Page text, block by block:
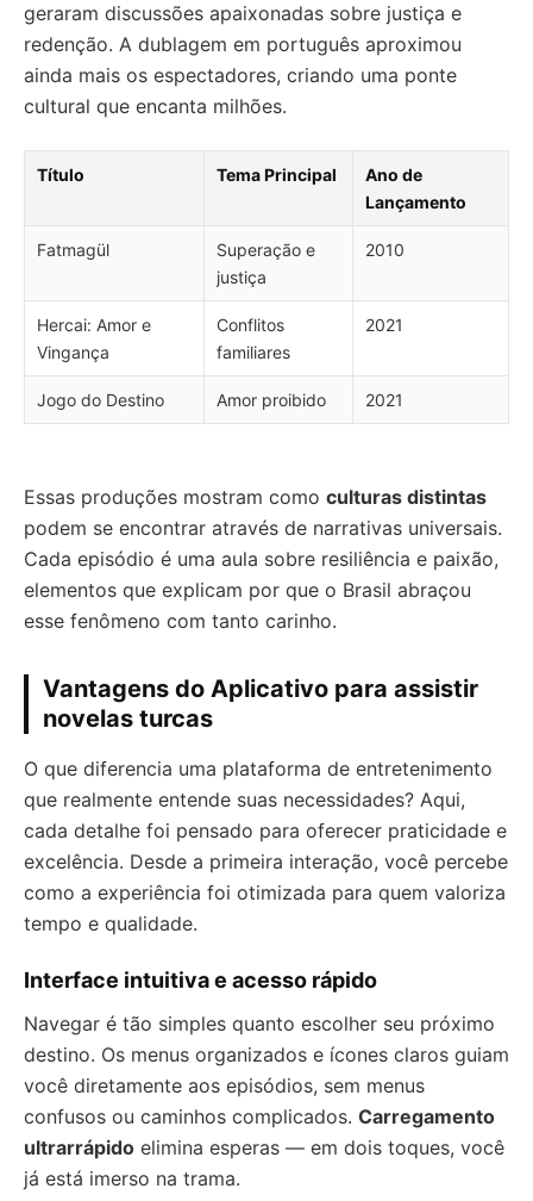
geraram discussões apaixonadas sobre justiça e
redenção. A dublagem em português aproximou
ainda mais os espectadores, criando uma ponte
cultural que encanta milhões.
Título Tema Principal
Ano de
Lançamento
Fatmagül
Superação e
justiça
2010
Hercai: Amor e
Vingança
Conflitos
familiares
2021
Jogo do Destino Amor proibido 2021
Essas produções mostram como culturas distintas
podem se encontrar através de narrativas universais.
Cada episódio é uma aula sobre resiliência e paixão,
elementos que explicam por que o Brasil abraçou
esse fenômeno com tanto carinho.
Vantagens do Aplicativo para assistir
novelas turcas
O que diferencia uma plataforma de entretenimento
que realmente entende suas necessidades? Aqui,
cada detalhe foi pensado para oferecer praticidade e
excelência. Desde a primeira interação, você percebe
como a experiência foi otimizada para quem valoriza
tempo e qualidade.
Interface intuitiva e acesso rápido
Navegar é tão simples quanto escolher seu próximo
destino. Os menus organizados e ícones claros guiam
você diretamente aos episódios, sem menus
confusos ou caminhos complicados. Carregamento
ultrarrápido elimina esperas — em dois toques, você
já está imerso na trama.